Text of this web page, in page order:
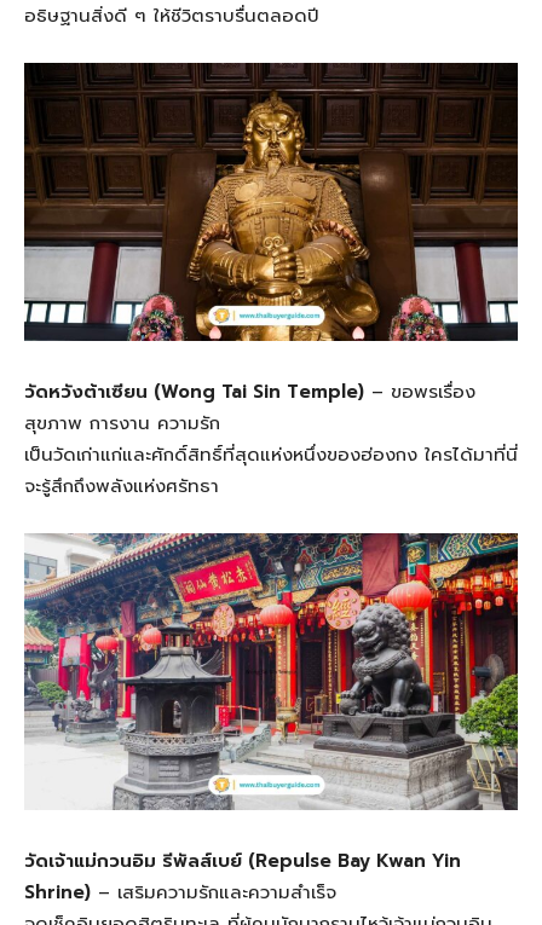
อธิษฐานสิ่งดี ๆ ให้ชีวิตราบรื่นตลอดปี
วัดหวังต้าเซียน (Wong Tai Sin Temple) – ขอพรเรื่อง
สุขภาพ การงาน ความรัก
เป็นวัดเก่าแก่และศักดิ์สิทธิ์ที่สุดแห่งหนึ่งของฮ่องกง ใครได้มาที่นี่
จะรู้สึกถึงพลังแห่งศรัทธา
วัดเจ้าแม่กวนอิม รีพัลส์เบย์ (Repulse Bay Kwan Yin
Shrine) – เสริมความรักและความสำเร็จ